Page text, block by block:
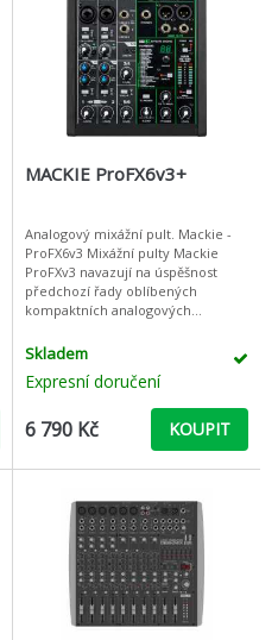
MACKIE ProFX6v3+
Analogový mixážní pult. Mackie -
ProFX6v3 Mixážní pulty Mackie
ProFXv3 navazují na úspěšnost
předchozí řady oblíbených
kompaktních analogových
praktických funkcí platí za
Skladem
Expresní doručení
6 790 Kč KOUPIT